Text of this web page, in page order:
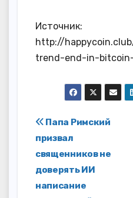
Источник:
http://
trend-end-in-
Навигация
по
записям
Папа Римский
призвал
священников не
доверять ИИ
написание